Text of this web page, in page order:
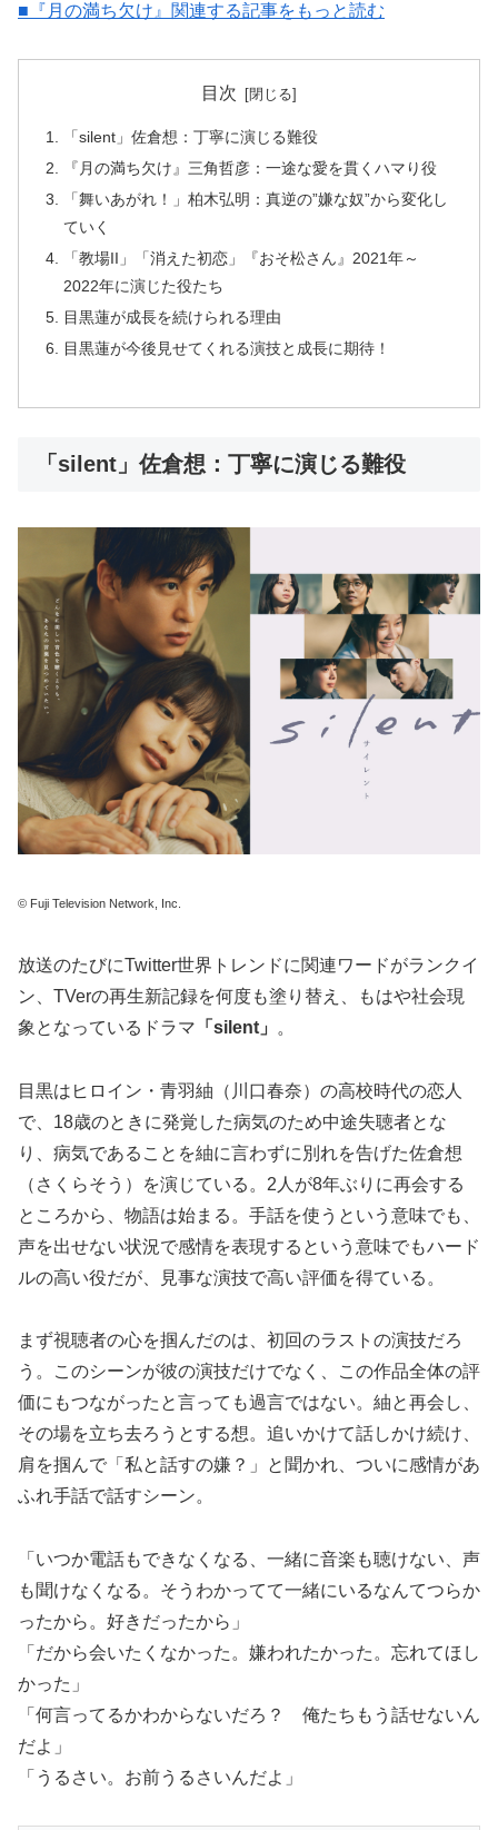
■『月の満ち欠け』関連する記事をもっと読む
目次
「silent」佐倉想：丁寧に演じる難役
『月の満ち欠け』三角哲彦：一途な愛を貫くハマり役
「舞いあがれ！」柏木弘明：真逆の”嫌な奴”から変化し
ていく
「教場II」「消えた初恋」『おそ松さん』2021年～
2022年に演じた役たち
目黒蓮が成長を続けられる理由
目黒蓮が今後見せてくれる演技と成長に期待！
「silent」佐倉想：丁寧に演じる難役
© Fuji Television Network, Inc.
放送のたびにTwitter世界トレンドに関連ワードがランクイ
ン、TVerの再生新記録を何度も塗り替え、もはや社会現
象となっているドラマ 「silent」 。
目黒はヒロイン・青羽紬（川口春奈）の高校時代の恋人
で、18歳のときに発覚した病気のため中途失聴者とな
り、病気であることを紬に言わずに別れを告げた佐倉想
（さくらそう）を演じている。2人が8年ぶりに再会する
ところから、物語は始まる。手話を使うという意味でも、
声を出せない状況で感情を表現するという意味でもハード
ルの高い役だが、見事な演技で高い評価を得ている。
まず視聴者の心を掴んだのは、初回のラストの演技だろ
う。このシーンが彼の演技だけでなく、この作品全体の評
価にもつながったと言っても過言ではない。紬と再会し、
その場を立ち去ろうとする想。追いかけて話しかけ続け、
肩を掴んで「私と話すの嫌？」と聞かれ、ついに感情があ
ふれ手話で話すシーン。
「いつか電話もできなくなる、一緒に音楽も聴けない、声
も聞けなくなる。そうわかってて一緒にいるなんてつらか
ったから。好きだったから」
「だから会いたくなかった。嫌われたかった。忘れてほし
かった」
「何言ってるかわからないだろ？ 俺たちもう話せないん
だよ」
「うるさい。お前うるさいんだよ」